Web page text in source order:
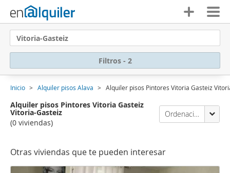
Vitoria-Gasteiz
Filtros - 2
Inicio Alquiler pisos Alava Alquiler pisos Pintores Vitoria Gasteiz
Alquiler pisos Pintores Vitoria Gasteiz
Vitoria-Gasteiz
(0 viviendas)
Ordenación Enalquiler
Otras viviendas que te pueden interesar